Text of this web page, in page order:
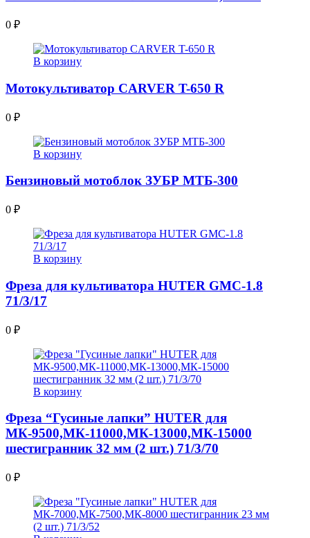
0 ₽
В корзину
Мотокультиватор CARVER T-650 R
0 ₽
В корзину
Бензиновый мотоблок ЗУБР МТБ-300
0 ₽
В корзину
Фреза для культиватора HUTER GMC-1.8
71/3/17
0 ₽
В корзину
Фреза “Гусиные лапки” HUTER для
МК-9500,МК-11000,МК-13000,МК-15000
шестигранник 32 мм (2 шт.) 71/3/70
0 ₽